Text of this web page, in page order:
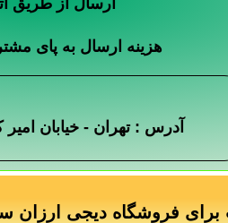
هزینه ارسال به پای
آدرس : تهران - خیابان
برای فروشگاه دیجی